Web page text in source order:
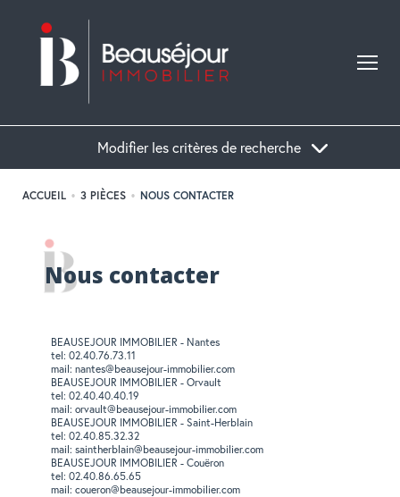
Modifier les critères de recherche
Localisation
RECHERCHER
ACCUEIL 3 PIÈCES NOUS CONTACTER
Nous contacter
BEAUSEJOUR IMMOBILIER - Couëron
tel: 02.40.86.65.65
mail: coueron@beausejour-immobilier.com
BEAUSEJOUR IMMOBILIER - Nantes
tel: 02.40.76.73.11
mail: nantes@beausejour-immobilier.com
BEAUSEJOUR IMMOBILIER - Orvault
tel: 02.40.40.40.19
mail: orvault@beausejour-immobilier.com
BEAUSEJOUR IMMOBILIER - Saint-Herblain
tel: 02.40.85.32.32
mail: saintherblain@beausejour-immobilier.com